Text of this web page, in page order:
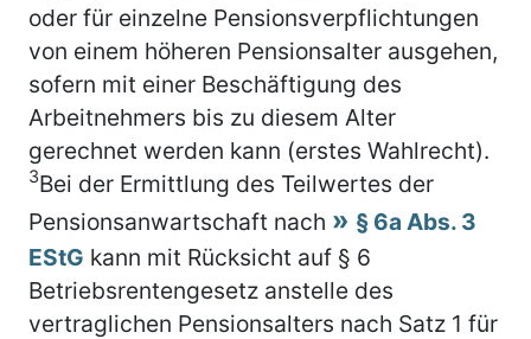
oder für einzelne Pensionsverpflichtungen
von einem höheren Pensionsalter ausgehen,
sofern mit einer Beschäftigung des
Arbeitnehmers bis zu diesem Alter
gerechnet werden kann (erstes Wahlrecht).
3Bei der Ermittlung des Teilwertes der
Pensionsanwartschaft nach
§ 6a Abs. 3
EStG kann mit Rücksicht auf § 6
Betriebsrentengesetz anstelle des
vertraglichen Pensionsalters nach Satz 1 für